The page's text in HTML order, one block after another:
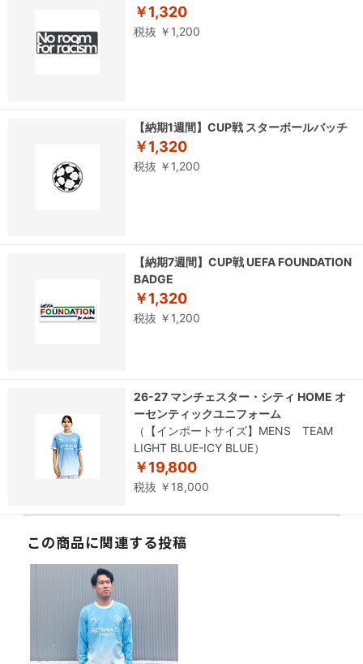
￥1,320
税抜 ￥1,200
【納期1週間】CUP戦 スターボールバッチ
￥1,320
税抜 ￥1,200
【納期7週間】CUP戦 UEFA FOUNDATION
BADGE
￥1,320
税抜 ￥1,200
26-27 マンチェスター・シティ HOME オ
ーセンティックユニフォーム
（【インポートサイズ】MENS TEAM
LIGHT BLUE-ICY BLUE）
￥19,800
税抜 ￥18,000
この商品に関連する投稿